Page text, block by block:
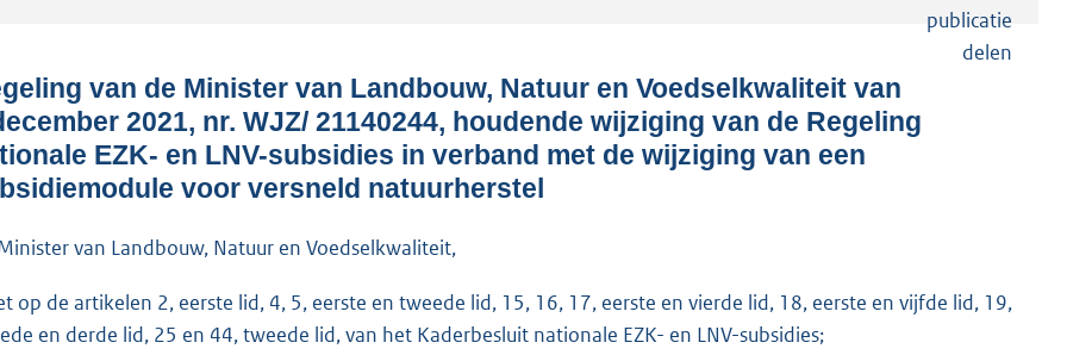
t
a
n
d
o
o
van de Minister van Landbouw, Natuur en Voedselkwaliteit van
2021, nr. WJZ/ 21140244, houdende wijziging van de Regeling
EZK- en LNV-subsidies in verband met de wijziging van een
voor versneld natuurherstel
van Landbouw, Natuur en Voedselkwaliteit,
op de artikelen 2, eerste lid, 4, 5, eerste en tweede lid, 15, 16, 17, eerste en vierde lid, 18, eerste en vijfde lid, 19,
en derde lid, 25 en 44, tweede lid, van het Kaderbesluit nationale EZK- en LNV-subsidies;